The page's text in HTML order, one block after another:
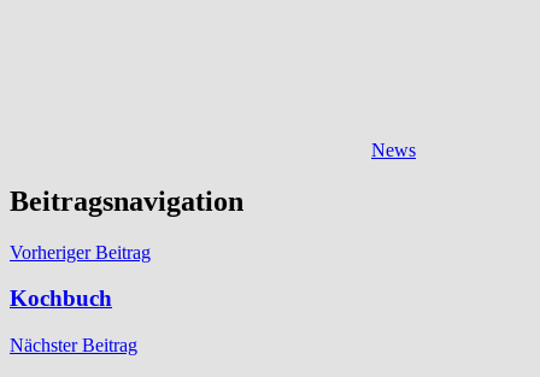
News
Beitragsnavigation
Vorheriger Beitrag
Kochbuch
Nächster Beitrag